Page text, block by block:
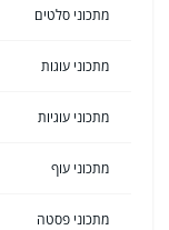
מתכוני סלטים
מתכוני עוגות
מתכוני עוגיות
מתכוני עוף
מתכוני פסטה